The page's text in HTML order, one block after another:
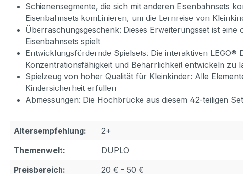
Schienensegmente, die sich mit anderen Eisenbahnsets
Eisenbahnsets kombinieren, um die Lernreise von
Überraschungsgeschenk: Dieses Erweiterungsset ist
Eisenbahnsets spielt
Entwicklungsfördernde Spielsets: Die interaktiven
Konzentrationsfähigkeit und Beharrlichkeit entwickeln zu
Spielzeug von hoher Qualität für Kleinkinder: Alle
Kindersicherheit erfüllen
Abmessungen: Die Hochbrücke aus diesem 42-teiligen
Altersempfehlung:
2+
Themenwelt:
DUPLO
Preisbereich:
20 € - 50 €